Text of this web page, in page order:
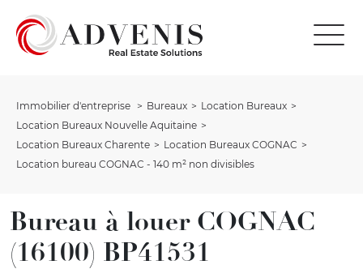
Immobilier d'entreprise Bureaux
Location Bureaux
Location Bureaux Nouvelle Aquitaine
Location Bureaux Charente
Location Bureaux COGNAC
Location bureau COGNAC - 140 m² non divisibles
Bureau à louer COGNAC
(16100) BP41531